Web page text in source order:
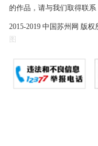
的作品，请与我们取得联系
2015-2019 中国苏州网 版权
图